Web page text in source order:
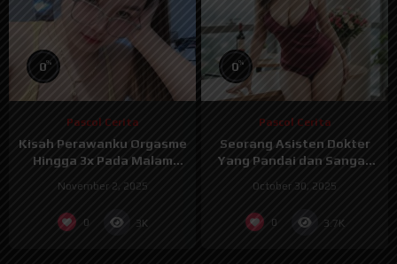
0%
Pascol Cerita
Kisah Perawanku Orgasme
Hingga 3x Pada Malam
November 2, 2025
0 3K
0%
Pascol Cerita
Seorang Asisten Dokter
Yang Pandai dan Sangat
October 30, 2025
0 3.7K